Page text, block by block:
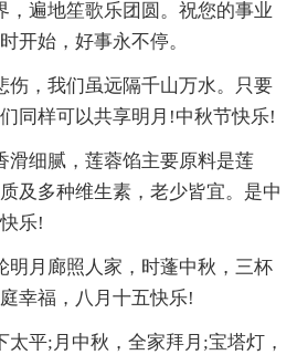
，遍地笙歌乐团圆。祝您的事业
开始，好事永不停。
伤，我们虽远隔千山万水。只要
同样可以共享明月!中秋节快乐!
滑细腻，莲蓉馅主要原料是莲
及多种维生素，老少皆宜。是中
乐!
明月廊照人家，时蓬中秋，三杯
幸福，八月十五快乐!
太平;月中秋，全家拜月;宝塔灯，